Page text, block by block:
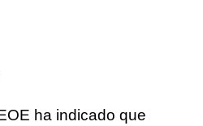
ha indicado que